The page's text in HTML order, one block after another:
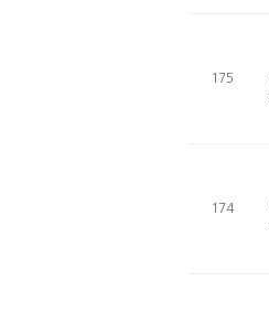
175
174